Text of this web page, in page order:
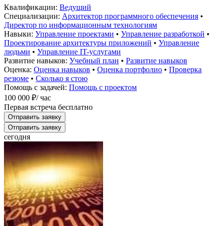
Квалификации: Ведущий
Специализации: Архитектор программного обеспечения •
Директор по информационным технологиям
Навыки: Управление проектами • Управление разработкой •
Проектирование архитектуры приложений • Управление
людьми • Управление IT-услугами
Развитие навыков: Учебный план • Развитие навыков
Оценка: Оценка навыков • Оценка портфолио • Проверка
резюме • Сколько я стою
Помощь с задачей: Помощь с проектом
100 000 ₽/ час
Первая встреча бесплатно
Отправить заявку
Отправить заявку
сегодня